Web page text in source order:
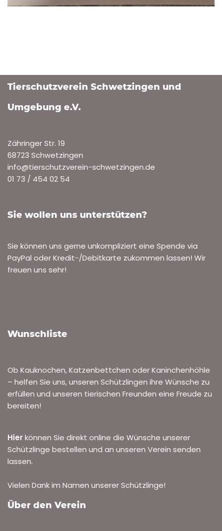
Tierschutzverein Schwetzingen und
Umgebung e.V.
Zähringer Str. 19
68723 Schwetzingen
info@tierschutzverein-schwetzingen.de
01 73 / 454 02 54
Sie wollen uns unterstützen?
Sie können uns gerne unkompliziert eine Spende via
PayPal oder Kredit-/Debitkarte zukommen lassen! Wir
freuen uns sehr!
Wunschliste
Ob Kauknochen, Katzenbettchen oder Kaninchenhöhle
– helfen Sie uns, unseren Schützlingen ihre Wünsche zu
erfüllen und unseren tierischen Freunden eine Freude zu
bereiten!
Hierkönnen Sie direkt online die Wünsche unserer
Schützlinge bestellen und an unseren Verein senden
lassen.
Vielen Dank im Namen unserer Schützlinge!
Über den Verein